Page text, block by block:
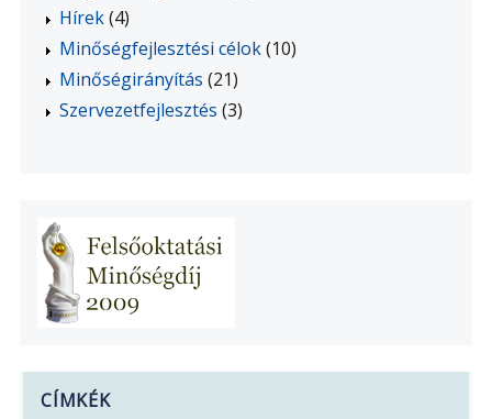
Hírek(4)
Minőségfejlesztési célok(10)
Minőségirányítás (21)
Szervezetfejlesztés (3)
CÍMKÉK